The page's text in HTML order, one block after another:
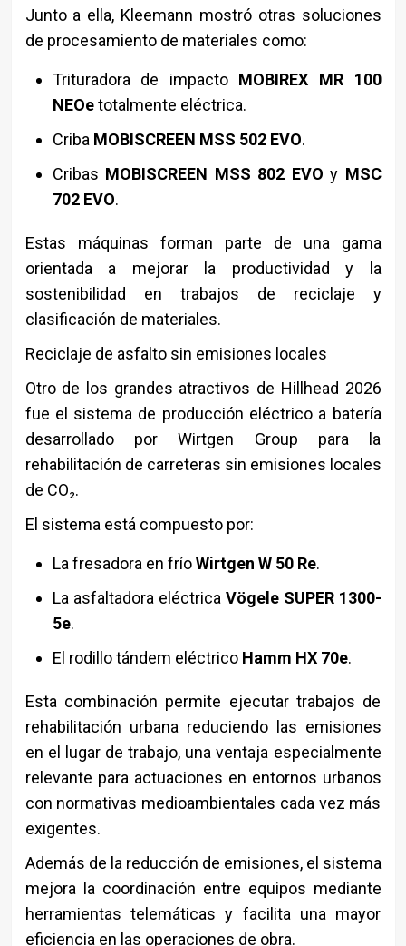
Junto a ella, Kleemann mostró otras soluciones
de procesamiento de materiales como:
Trituradora de impacto MOBIREX MR 100
NEOetotalmente eléctrica.
Criba MOBISCREEN MSS 502 EVO.
Cribas MOBISCREEN MSS 802 EVO y MSC
702 EVO.
Estas máquinas forman parte de una gama
orientada a mejorar la productividad y la
sostenibilidad en trabajos de reciclaje y
clasificación de materiales.
Reciclaje de asfalto sin emisiones locales
Otro de los grandes atractivos de Hillhead 2026
fue el sistema de producción eléctrico a batería
desarrollado por Wirtgen Group para la
rehabilitación de carreteras sin emisiones locales
de CO₂.
El sistema está compuesto por:
La fresadora en fríoWirtgen W 50 Re.
La asfaltadora eléctrica Vögele SUPER 1300-
5e.
El rodillo tándem eléctrico Hamm HX 70e.
Esta combinación permite ejecutar trabajos de
rehabilitación urbana reduciendo las emisiones
en el lugar de trabajo, una ventaja especialmente
relevante para actuaciones en entornos urbanos
con normativas medioambientales cada vez más
exigentes.
Además de la reducción de emisiones, el sistema
mejora la coordinación entre equipos mediante
herramientas telemáticas y facilita una mayor
eficiencia en las operaciones de obra.